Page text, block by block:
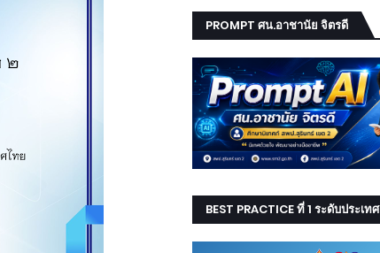
PROMPT ศน.อาชานัย จิตรดี
BEST PRACTICE ที่ 1 ระดับประเทศ